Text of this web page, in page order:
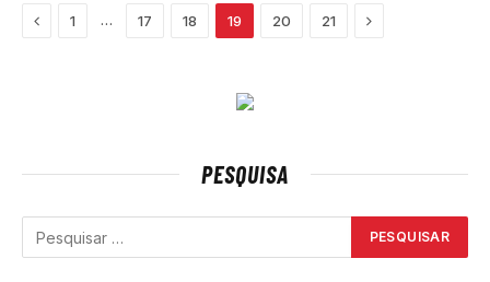
Previous
1 … 17 18 19 20 21 Next
PESQUISA